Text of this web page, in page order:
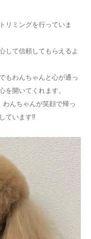
リミングを行っていま
して信頼してもらえるよ
もわんちゃんと心が通っ
を開いてくれます。
んちゃんが笑顔で帰っ
ています‼